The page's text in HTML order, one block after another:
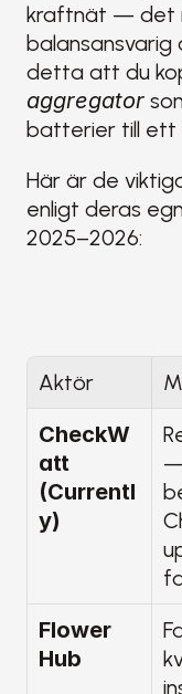
kraftnät — det
balansansvarig
aggregator
batterier till ett
Här är de
enligt deras
2025–2026:
Aktör
CheckW
att
(Currentl
y)
Flower
Hub